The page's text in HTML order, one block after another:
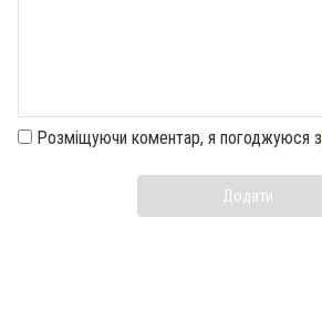
Розміщуючи коментар, я погоджуюся з
Додати